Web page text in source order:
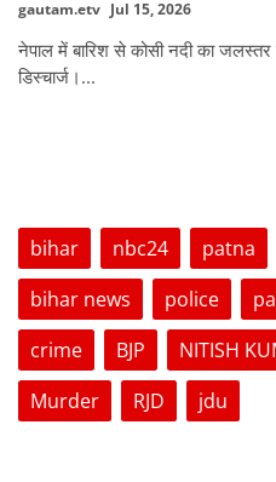
gautam.etv Jul 15, 2026
नेपाल में बारिश से कोसी नदी का
डिस्चार्ज।...
bihar nbc24 patna
bihar news
police
crime
BJP NITISH
Murder
RJD jdu